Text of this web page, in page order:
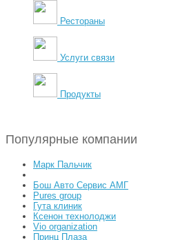
Рестораны
Услуги связи
Продукты
Популярные компании
Марк Пальчик
Бош Авто Сервис АМГ
Pures group
Гута клиник
Ксенон технолоджи
Vio organization
Принц Плаза